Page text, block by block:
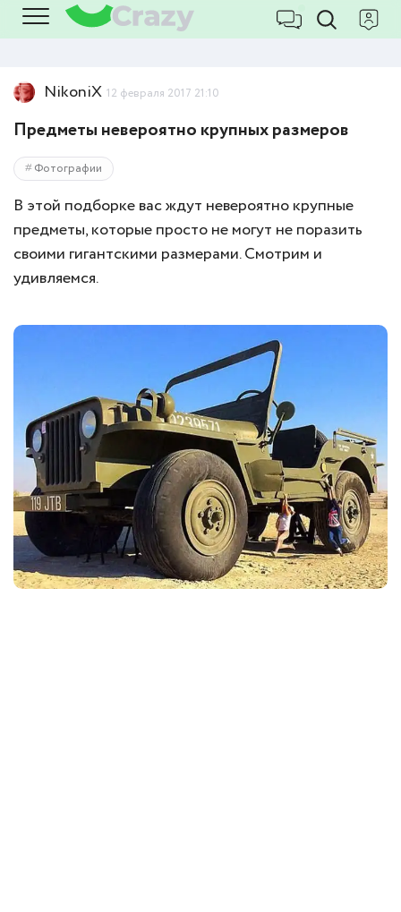
NikoniX 12 февраля 2017 21:10
Предметы невероятно крупных размеров
Фотографии
В этой подборке вас ждут невероятно крупные
предметы, которые просто не могут не поразить
своими гигантскими размерами. Смотрим и
удивляемся.